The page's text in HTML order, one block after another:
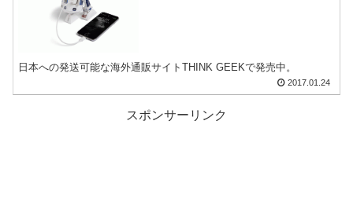
日本への発送可能な海外通販サイトTHINK GEEKで発売中。
2017.01.24
スポンサーリンク